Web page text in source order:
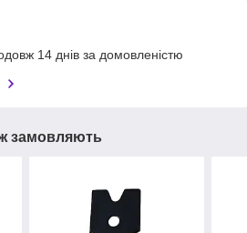
14 днів за домовленістю
замовляють